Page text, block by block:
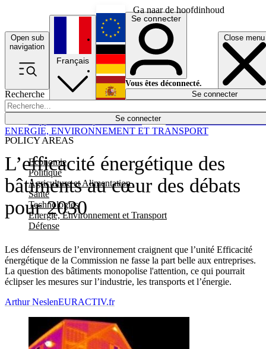
Ga naar de hoofdinhoud
Open sub
navigation
Close menu
Recherche
Se connecter
POLICY AREAS
Economie
Politique
Agriculture et Alimentation
Santé
Technologies
Energie, Environnement et Transport
Défense
Économie
Français
English
Deutsch
Español
Se connecter
Vous êtes déconnecté.
Se connecter
L’efficacité énergétique des
bâtiments au cœur des débats
pour 2030
Les défenseurs de l’environnement craignent que l’unité Efficacité
énergétique de la Commission ne fasse la part belle aux entreprises.
La question des bâtiments monopolise l'attention, ce qui pourrait
éclipser les mesures sur l’industrie, les transports et l’énergie.
ENERGIE, ENVIRONNEMENT ET TRANSPORT
Arthur NeslenEURACTIV.fr